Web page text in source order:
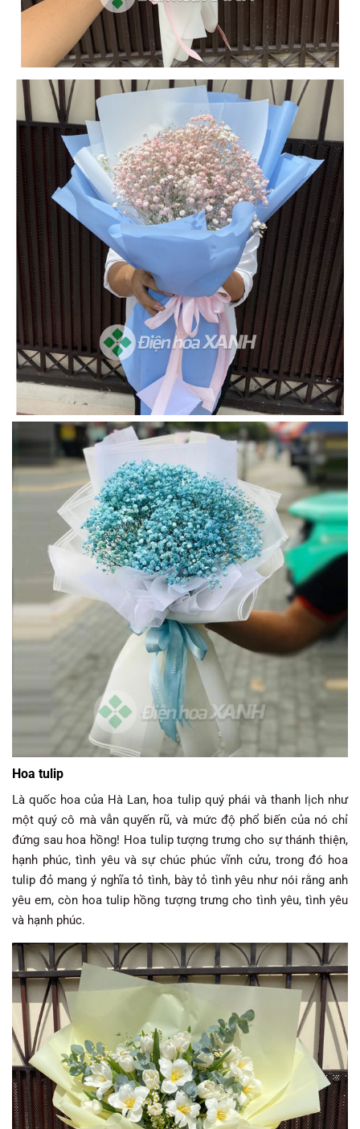
Hoa tulip
Là quốc hoa của Hà Lan, hoa tulip quý phái và thanh lịch như
một quý cô mà vẫn quyến rũ, và mức độ phổ biến của nó chỉ
đứng sau hoa hồng! Hoa tulip tượng trưng cho sự thánh thiện,
hạnh phúc, tình yêu và sự chúc phúc vĩnh cửu, trong đó hoa
tulip đỏ mang ý nghĩa tỏ tình, bày tỏ tình yêu như nói rằng anh
yêu em, còn hoa tulip hồng tượng trưng cho tình yêu, tình yêu
và hạnh phúc.